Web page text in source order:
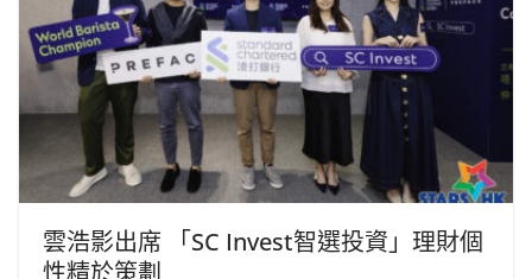
雲浩影出席 「SC Invest智選投資」理財個
性精於策劃